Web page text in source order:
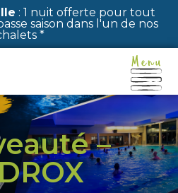
: 1 nuit offerte pour tout
saison dans l'un de nos
*
–